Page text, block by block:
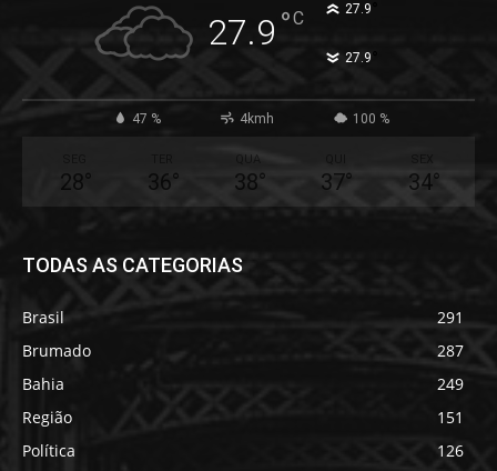
27.9 °C 27.9
27.9
47 % 4kmh 100 %
28° 36°
QUA
38° 37° 34°
TODAS AS CATEGORIAS
Brasil
291
Brumado
287
Bahia
249
Região
151
Política
126